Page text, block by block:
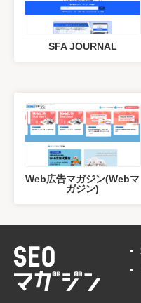
SFA JOURNAL
Web広告マガジン(Webマ
ガジン)